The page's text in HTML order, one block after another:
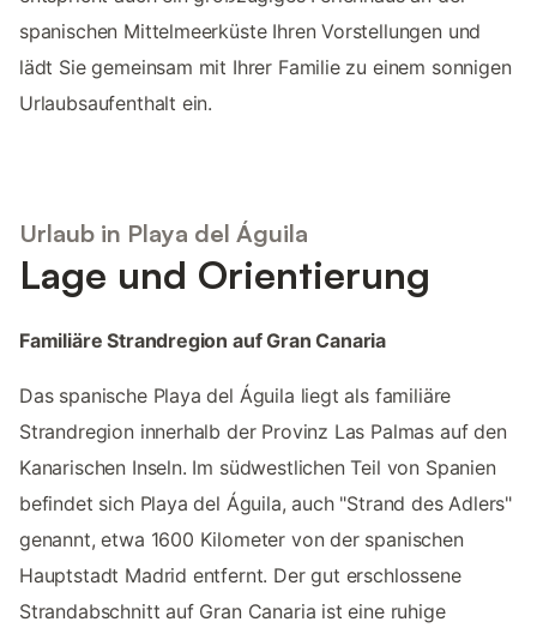
spanischen Mittelmeerküste Ihren Vorstellungen und
lädt Sie gemeinsam mit Ihrer Familie zu einem sonnigen
Urlaubsaufenthalt ein.
Urlaub in Playa del Águila
Lage und Orientierung
Familiäre Strandregion auf Gran Canaria
Das spanische Playa del Águila liegt als familiäre
Strandregion innerhalb der Provinz Las Palmas auf den
Kanarischen Inseln. Im südwestlichen Teil von Spanien
befindet sich Playa del Águila, auch "Strand des Adlers"
genannt, etwa 1600 Kilometer von der spanischen
Hauptstadt Madrid entfernt. Der gut erschlossene
Strandabschnitt auf Gran Canaria ist eine ruhige